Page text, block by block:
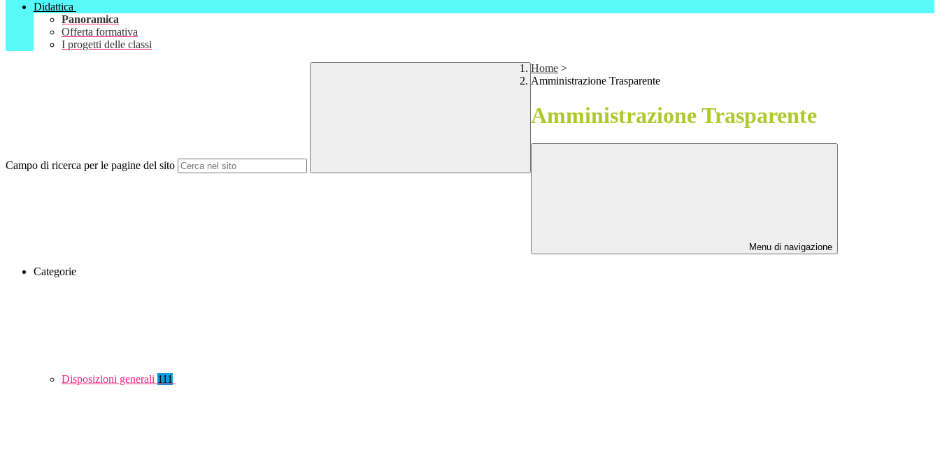
Didattica
Panoramica
Offerta formativa
I progetti delle classi
Campo di ricerca per le pagine del sito
Home >
Amministrazione Trasparente
Amministrazione Trasparente
Menu di navigazione
Categorie
Disposizioni generali 111